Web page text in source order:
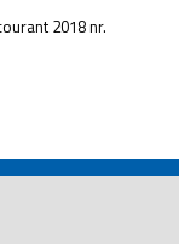
2018 nr.